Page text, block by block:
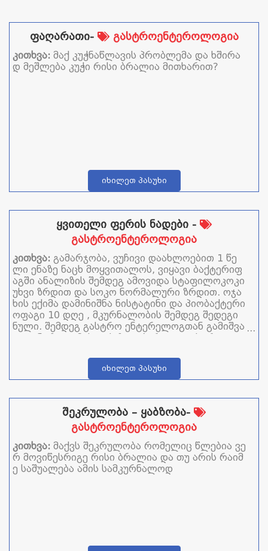
ფაღარათი- გასტროენტეროლოგია
კითხვა: მაქ კუჭნაწლავის პრობლემა და ხშირა
დ მეშლება კუჭი რისი ბრალია მითხარით?
იხილეთ პასუხი
ყვითელი ფერის ნადები -
გასტროენტეროლოგია
კითხვა: გამარჯობა, ვუჩივი დაახლოებით 1 წე
ლი ენაზე ნაცხ მოყვითალოს, ვიყავი ბაქტერიფ
აგში ანალიზის შემდეგ ამოვიდა სტაფილოკოკი
უხვი ზრდით და სოკო ნორმალური ზრდით. ოჯა
ხის ექიმა დამინიშნა ნისტატინი და პიობაქტერი
ოფაგი 10 დღე , მკურნალობის შემდეგ შედეგი
ნული. შემდეგ გასტრო ენტერელოგთან გამიშვა
დიაგნოზი დამისვევს ზედაპირული გასტრიტი. ვ
კლავს. უკვე ათი დღეა დაა შედეგი არ ჩანს ისე
ვ ამასთან ერთად ყელი მაქვს წითელი და ხსში
რად მაქვს დაბალი სიცხე. რას მირჩევთ თქვენ?
იხილეთ პასუხი
შეკრულობა – ყაბზობა-
გასტროენტეროლოგია
კითხვა: მაქვს შეკრულობა რომელიც წლებია ვე
რ მოვიწესრიგე რისი ბრალია და თუ არის რაიმ
ე საშუალება ამის სამკურნალოდ